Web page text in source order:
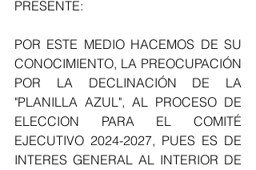
PRESENTE:
POR ESTE MEDIO HACEMOS DE SU
CONOCIMIENTO, LA PREOCUPACIÓN
POR LA DECLINACIÓN DE LA
"PLANILLA AZUL", AL PROCESO DE
ELECCION PARA EL COMITÉ
EJECUTIVO 2024-2027, PUES ES DE
INTERES GENERAL AL INTERIOR DE